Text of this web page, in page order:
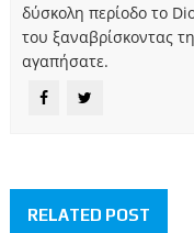
δύσκολη περίοδο το
του ξαναβρίσκοντας
αγαπήσατε.
RELATED POST